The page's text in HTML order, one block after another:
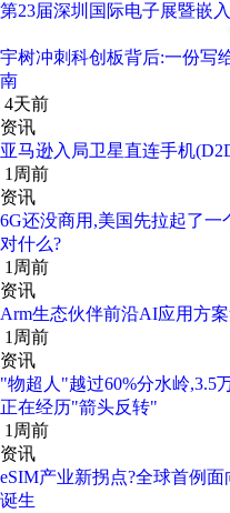
第23届深圳国际电子展暨嵌
宇树冲刺科创板背后:一份写
南
4天前
资讯
亚马逊入局卫星直连手机
1周前
资讯
6G还没商用,美国先拉起了
对什么?
1周前
资讯
Arm生态伙伴前沿AI应用方
1周前
资讯
"物超人"越过60%分水岭,3.5
正在经历"箭头反转"
1周前
资讯
eSIM产业新拐点?全球首例
诞生